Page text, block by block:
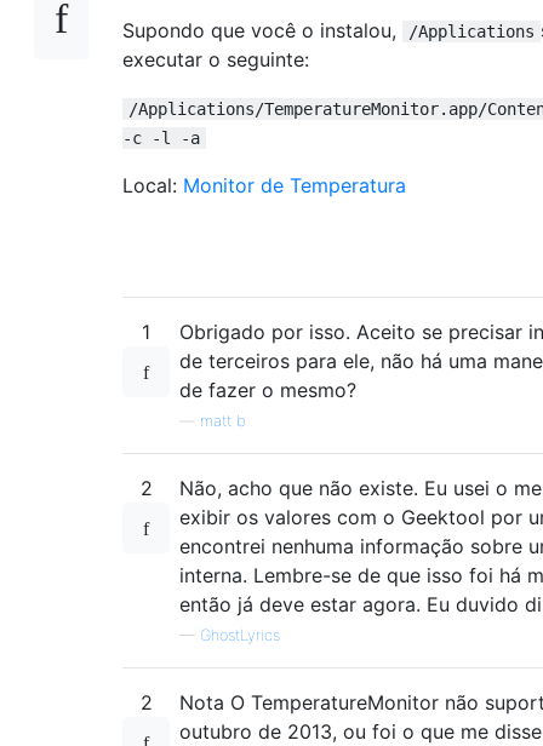
Supondo que você o instalou,
/Applications
executar o seguinte:
/Applications/TemperatureMonitor.app/
-c -l -a
Local: Monitor de Temperatura
1
Obrigado por isso. Aceito se precisar
de terceiros para ele, não há uma
de fazer o mesmo?
matt b
2
Não, acho que não existe. Eu usei o
exibir os valores com o Geektool por
encontrei nenhuma informação sobre
interna. Lembre-se de que isso foi há
então já deve estar agora. Eu duvido
— GhostLyrics
2
Nota O TemperatureMonitor não
outubro de 2013, ou foi o que me